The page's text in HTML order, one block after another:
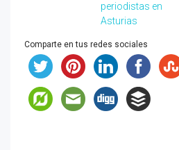
periodistas en
Asturias
Comparte en tus redes sociales